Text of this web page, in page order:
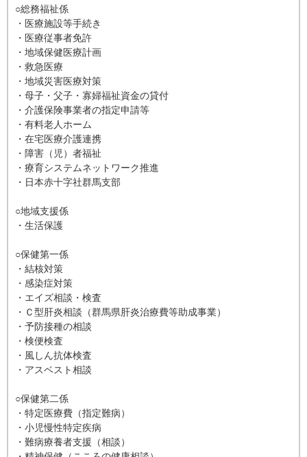
○総務福祉係
・医療施設等手続き
・医療従事者免許
・地域保健医療計画
・救急医療
・地域災害医療対策
・母子・父子・寡婦福祉資金の貸付
・介護保険事業者の指定申請等
・有料老人ホーム
・在宅医療介護連携
・障害（児）者福祉
・療育システムネットワーク推進
・日本赤十字社群馬支部
○地域支援係
・生活保護
○保健第一係
・結核対策
・感染症対策
・エイズ相談・検査
・Ｃ型肝炎相談（群馬県肝炎治療費等助成事業）
・予防接種の相談
・検便検査
・風しん抗体検査
・アスベスト相談
○保健第二係
・特定医療費（指定難病）
・小児慢性特定疾病
・難病療養者支援（相談）